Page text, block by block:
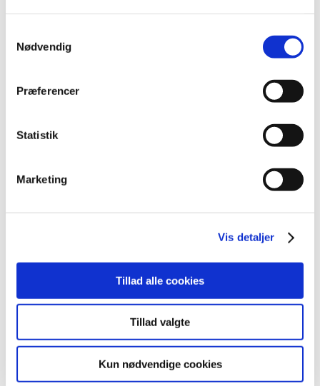
Nødvendig
Præferencer
Statistik
Marketing
Vis detaljer
Tillad alle cookies
Tillad valgte
Kun nødvendige cookies
2014 (44)
november (3)
september (7)
juni (8)
april (2)
februar (6)